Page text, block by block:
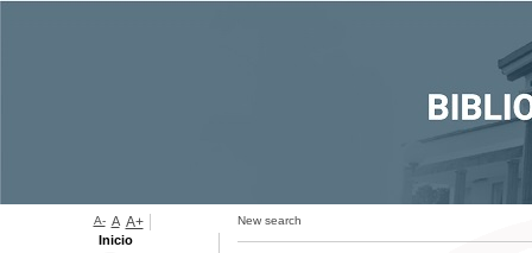
New search
A- A A+
Inicio